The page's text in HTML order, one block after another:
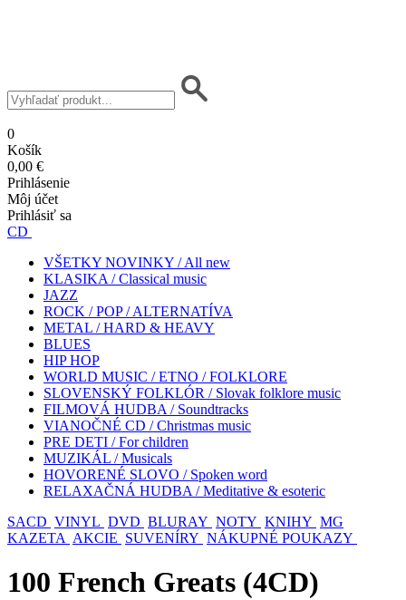
0
Košík
0,00 €
Prihlásenie
Môj účet
Prihlásiť sa
CD
VŠETKY NOVINKY / All new
KLASIKA / Classical music
JAZZ
ROCK / POP / ALTERNATÍVA
METAL / HARD & HEAVY
BLUES
HIP HOP
WORLD MUSIC / ETNO / FOLKLORE
SLOVENSKÝ FOLKLÓR / Slovak folklore music
FILMOVÁ HUDBA / Soundtracks
VIANOČNÉ CD / Christmas music
PRE DETI / For children
MUZIKÁL / Musicals
HOVORENÉ SLOVO / Spoken word
RELAXAČNÁ HUDBA / Meditative & esoteric
SACD VINYL DVD BLURAY NOTY KNIHY MG
KAZETA AKCIE SUVENÍRY NÁKUPNÉ POUKAZY
100 French Greats (4CD)